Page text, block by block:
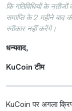
कि गतिविधियों के
समाप्ति के 2 महीने बाद
स्वीकार नहीं करेंगे।
धन्यवाद,
KuCoin टीम
KuCoin पर अगला